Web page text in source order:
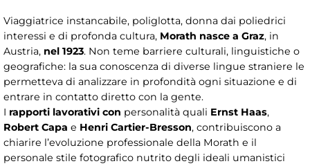
Viaggiatrice instancabile, poliglotta, donna dai poliedrici
interessi e di profonda cultura, Morath nasce a Graz, in
Austria, nel 1923. Non teme barriere culturali, linguistiche o
geografiche: la sua conoscenza di diverse lingue straniere le
permetteva di analizzare in profondità ogni situazione e di
entrare in contatto diretto con la gente.
I rapporti lavorativi con personalità quali Ernst Haas,
Robert Capa e Henri Cartier-Bresson, contribuiscono a
chiarire l’evoluzione professionale della Morath e il
personale stile fotografico nutrito degli ideali umanistici